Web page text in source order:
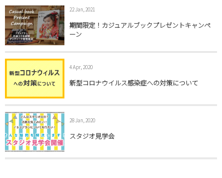
22 Jan, 2021
期間限定！カジュアルブックプレゼントキャンペ
ーン
4 Apr, 2020
新型コロナウイルス感染症への対策について
28 Jan, 2020
スタジオ見学会